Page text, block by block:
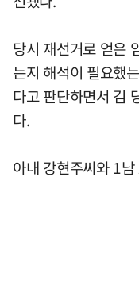
당시 재선거로 얻은
는지 해석이 필요했
다고 판단하면서 김
다.
아내 강현주씨와 1